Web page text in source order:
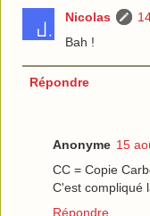
Nicolas
Bah !
Répondre
Anonyme 15
CC = Copie
C'est compliqué
Répondre